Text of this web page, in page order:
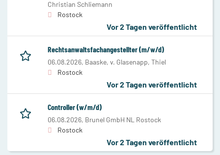
Christian Schliemann
Rostock
Vor 2 Tagen veröffentlicht
Rechtsanwaltsfachangestellter (m/w/d)
06.08.2026, Baaske, v. Glasenapp, Thiel
Rostock
Vor 2 Tagen veröffentlicht
Controller (w/m/d)
06.08.2026, Brunel GmbH NL Rostock
Rostock
Vor 2 Tagen veröffentlicht